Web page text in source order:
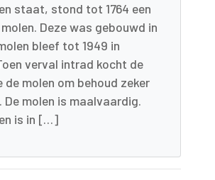
staat, stond tot 1764 een
Deze was gebouwd in
bleef tot 1949 in
verval intrad kocht de
de molen om behoud zeker
De molen is maalvaardig.
is in […]